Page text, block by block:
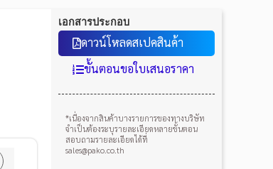
เอกสารประกอบ
ดาวน์โหลดสเปคสินค้า
ขั้นตอนขอใบเสนอราคา
*เนื่องจากสินค้าบางรายการของทางบริษัท
จำเป็นต้องระบุรายละเอียดหลายขั้นตอน
สอบถามรายละเอียดได้ที่
sales@pako.co.th